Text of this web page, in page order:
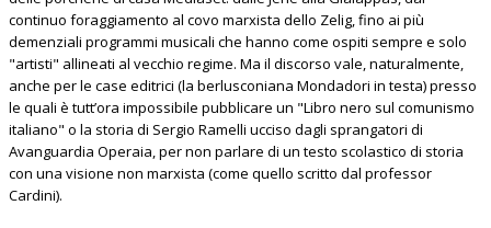
continuo foraggiamento al covo marxista dello Zelig, fino ai più
demenziali programmi musicali che hanno come ospiti sempre e solo
"artisti" allineati al vecchio regime. Ma il discorso vale, naturalmente,
anche per le case editrici (la berlusconiana Mondadori in testa) presso
le quali è tutt’ora impossibile pubblicare un "Libro nero sul comunismo
italiano" o la storia di Sergio Ramelli ucciso dagli sprangatori di
Avanguardia Operaia, per non parlare di un testo scolastico di storia
con una visione non marxista (come quello scritto dal professor
Cardini).